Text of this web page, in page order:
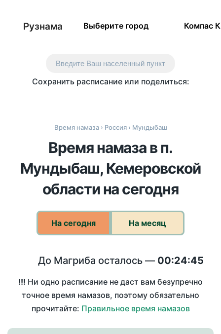
Рузнама Выберите город Компас
Введите Ваш населенный пункт
Сохранить расписание или поделиться:
Время намаза› Россия› Мундыбаш
Время намаза в п.
Мундыбаш, Кемеровской
области на сегодня
На сегодня На месяц
До Магриба осталось — 00:24:45
!!! Ни одно расписание не даст вам безупречно
точное время намазов, поэтому обязательно
прочитайте: Правильное время намазов